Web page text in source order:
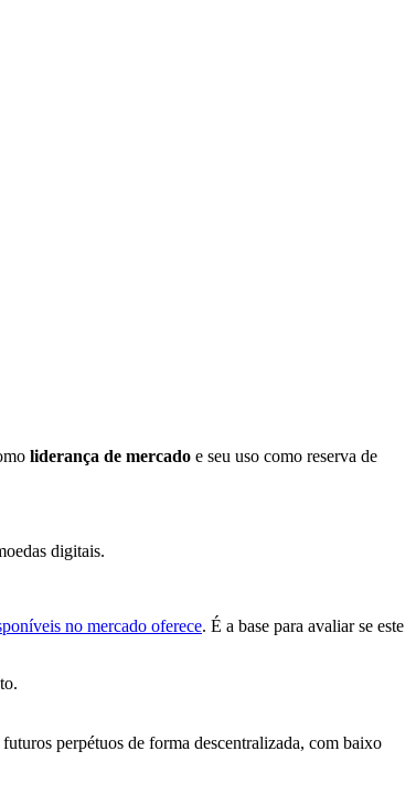
liderança de mercado e seu uso como reserva de
digitais.
no mercado oferece. É a base para avaliar se este
perpétuos de forma descentralizada, com baixo